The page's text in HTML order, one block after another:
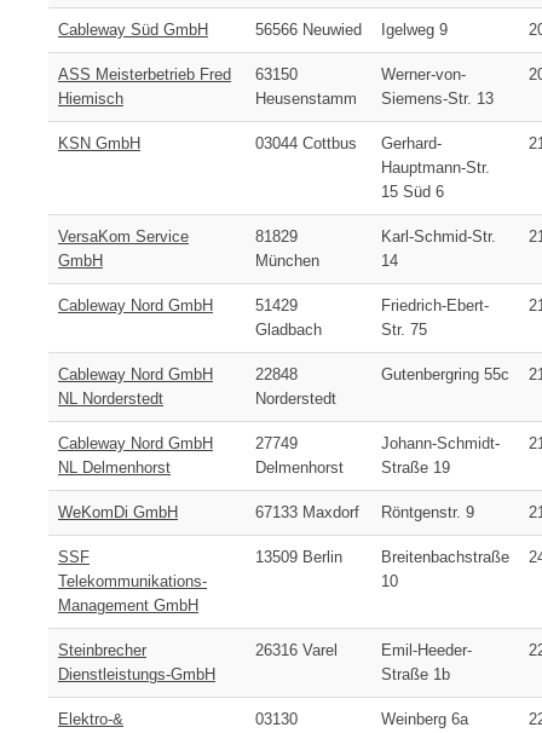
Cableway Süd GmbH 56566 Neuwied Igelweg 9
ASS Meisterbetrieb Fred
Hiemisch
63150
Heusenstamm
Werner-von-
Siemens-Str. 13
KSN GmbH 03044 Cottbus
Gerhard-
Hauptmann-Str.
15 Süd 6
VersaKom Service
GmbH
81829
München
Karl-Schmid-Str.
14
Cableway Nord GmbH
51429
Gladbach
Friedrich-Ebert-
Str. 75
Cableway Nord GmbH
NL Norderstedt
22848
Norderstedt
Gutenbergring 55c
Cableway Nord GmbH
NL Delmenhorst
27749
Delmenhorst
Johann-Schmidt-
Straße 19
WeKomDi GmbH 67133 Maxdorf Röntgenstr. 9
SSF
Telekommunikations-
Management GmbH
13509 Berlin
Breitenbachstraße
10
Steinbrecher
Dienstleistungs-GmbH
26316 Varel
Emil-Heeder-
Straße 1b
Elektro-&
03130
Weinberg 6a